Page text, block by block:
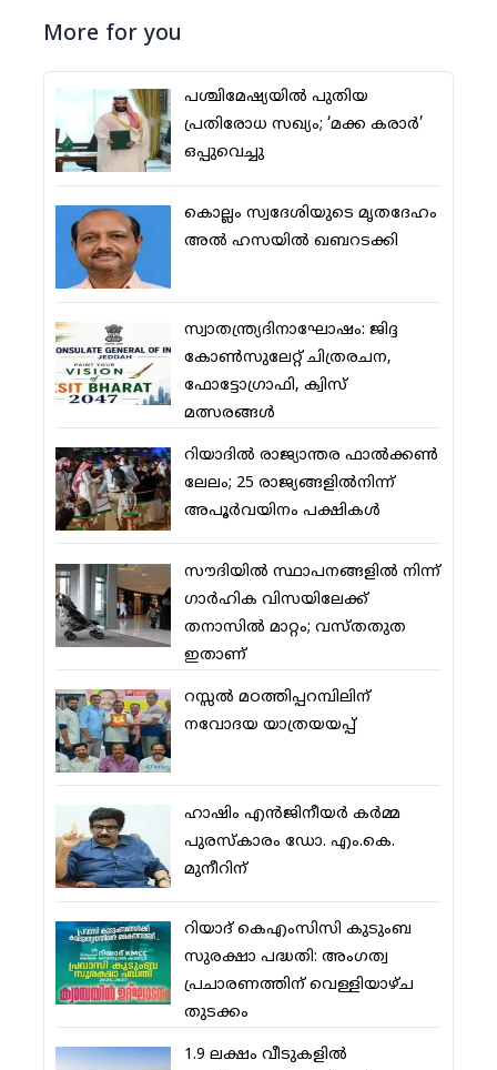
More for you
പശ്ചിമേഷ്യയില്‍ പുതിയ
പ്രതിരോധ സഖ്യം; ‘മക്ക കരാര്‍’
ഒപ്പുവെച്ചു
കൊല്ലം സ്വദേശിയുടെ മൃതദേഹം
അല്‍ ഹസയില്‍ ഖബറടക്കി
സ്വാതന്ത്ര്യദിനാഘോഷം: ജിദ്ദ
കോണ്‍സുലേറ്റ് ചിത്രരചന,
ഫോട്ടോഗ്രാഫി, ക്വിസ്
മത്സരങ്ങള്‍
റിയാദില്‍ രാജ്യാന്തര ഫാല്‍ക്കണ്‍
ലേലം; 25 രാജ്യങ്ങളില്‍നിന്ന്
അപൂര്‍വയിനം പക്ഷികള്‍
സൗദിയില്‍ സ്ഥാപനങ്ങളില്‍ നിന്ന്
ഗാര്‍ഹിക വിസയിലേക്ക്
തനാസില്‍ മാറ്റം; വസ്തതുത
ഇതാണ്
റസ്സല്‍ മഠത്തിപ്പറമ്പിലിന്
നവോദയ യാത്രയയപ്പ്
ഹാഷിം എന്‍ജിനീയര്‍ കര്‍മ്മ
പുരസ്‌കാരം ഡോ. എം.കെ.
മുനീറിന്
റിയാദ് കെഎംസിസി കുടുംബ
സുരക്ഷാ പദ്ധതി: അംഗത്വ
പ്രചാരണത്തിന് വെള്ളിയാഴ്ച
തുടക്കം
1.9 ലക്ഷം വീടുകളില്‍